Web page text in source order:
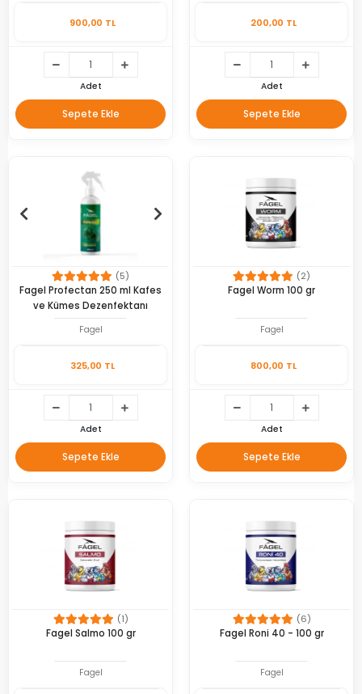
900,00 TL
Adet
Sepete Ekle
200,00 TL
Adet
Sepete Ekle
(5)
Fagel Profectan 250 ml Kafes
ve Kümes Dezenfektanı
Fagel
325,00 TL
Adet
Sepete Ekle
(2)
Fagel Worm 100 gr
Fagel
800,00 TL
Adet
Sepete Ekle
(1)
Fagel Salmo 100 gr
Fagel
(6)
Fagel Roni 40 - 100 gr
Fagel